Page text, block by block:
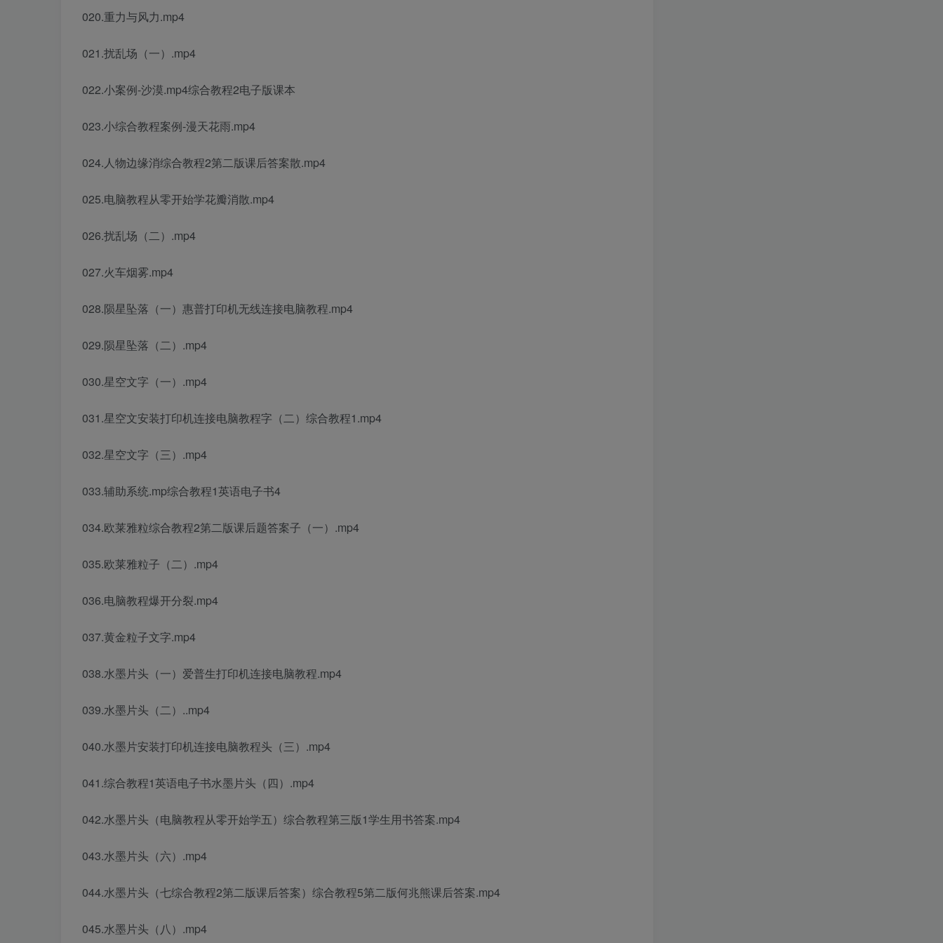
020.重力与风力.mp4
021.扰乱场（一）.mp4
022.小案例-沙漠.mp4综合教程2电子版课本
023.小综合教程案例-漫天花雨.mp4
024.人物边缘消综合教程2第二版课后答案散.mp4
025.电脑教程从零开始学花瓣消散.mp4
026.扰乱场（二）.mp4
027.火车烟雾.mp4
028.陨星坠落（一） 惠普打印机无线连接电脑教程.mp4
029.陨星坠落（二）.mp4
030.星空文字（一）.mp4
031.星空文安装打印机连接电脑教程字（二） 综合教程1.mp4
032.星空文字（三）.mp4
033.辅助系统.mp综合教程1英语电子书4
034.欧莱雅粒综合教程2第二版课后题答案子（一）.mp4
035.欧莱雅粒子（二）.mp4
036.电脑教程爆开分裂.mp4
037.黄金粒子文字.mp4
038.水墨片头（一） 爱普生打印机连接电脑教程.mp4
039.水墨片头（二）..mp4
040.水墨片安装打印机连接电脑教程头（三）.mp4
041.综合教程1英语电子书水墨片头（四）.mp4
042.水墨片头（电脑教程从零开始学五） 综合教程第三版1学生用书答案.mp4
043.水墨片头（六）.mp4
044.水墨片头（七综合教程2第二版课后答案） 综合教程5第二版何兆熊课后答案.mp4
045.水墨片头（八）.mp4